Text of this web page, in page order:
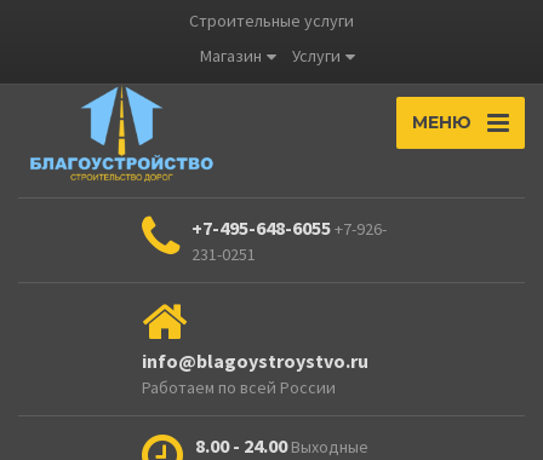
Строительные услуги
Магазин
Услуги
МЕНЮ
+7-495-648-6055+7-926-
231-0251
info@blagoystroystvo.ru
Работаем по всей России
8.00 - 24.00 Выходные